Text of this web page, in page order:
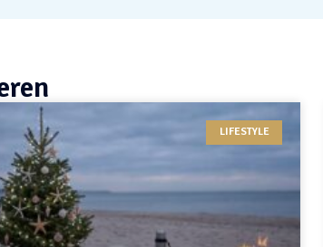
LIFESTYLE